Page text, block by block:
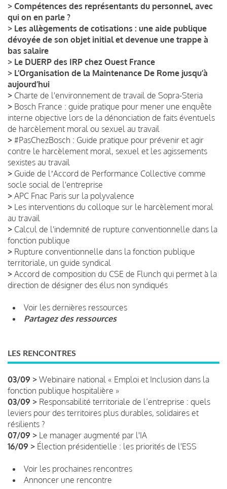
> Compétences des représentants du personnel, avec
qui on en parle ?
> Les allègements de cotisations : une aide publique
dévoyée de son objet initial et devenue une trappe à
bas salaire
> Le DUERP des IRP chez Ouest France
> L’Organisation de la Maintenance De Rome jusqu’à
aujourd’hui
> Charte de l'environnement de travail de Sopra-Steria
> Bosch France : guide pratique pour mener une enquête
interne objective lors de la dénonciation de faits éventuels
de harcèlement moral ou sexuel au travail
> #PasChezBosch : Guide pratique pour prévenir et agir
contre le harcèlement moral, sexuel et les agissements
sexistes au travail
> Guide de lʼAccord de Performance Collective comme
socle social de l'entreprise
> APC Fnac Paris sur la polyvalence
> Les interventions du colloque sur le harcèlement moral
au travail
> Calcul de l'indemnité de rupture conventionnelle dans la
fonction publique
> Rupture conventionnelle dans la fonction publique
territoriale, un guide syndical
> Accord de composition du CSE de Flunch qui permet à la
direction de désigner des élus non syndiqués
Voir les dernières ressources
Partagez des ressources
LES RENCONTRES
03/09 > Webinaire national « Emploi et Inclusion dans la
fonction publique hospitalière »
03/09 > Responsabilité territoriale de l’entreprise : quels
leviers pour des territoires plus durables, solidaires et
résilients ?
07/09 > Le manager augmenté par l'IA
16/09 > Élection présidentielle : les priorités de l'ESS
Voir les prochaines rencontres
Annoncer une rencontre